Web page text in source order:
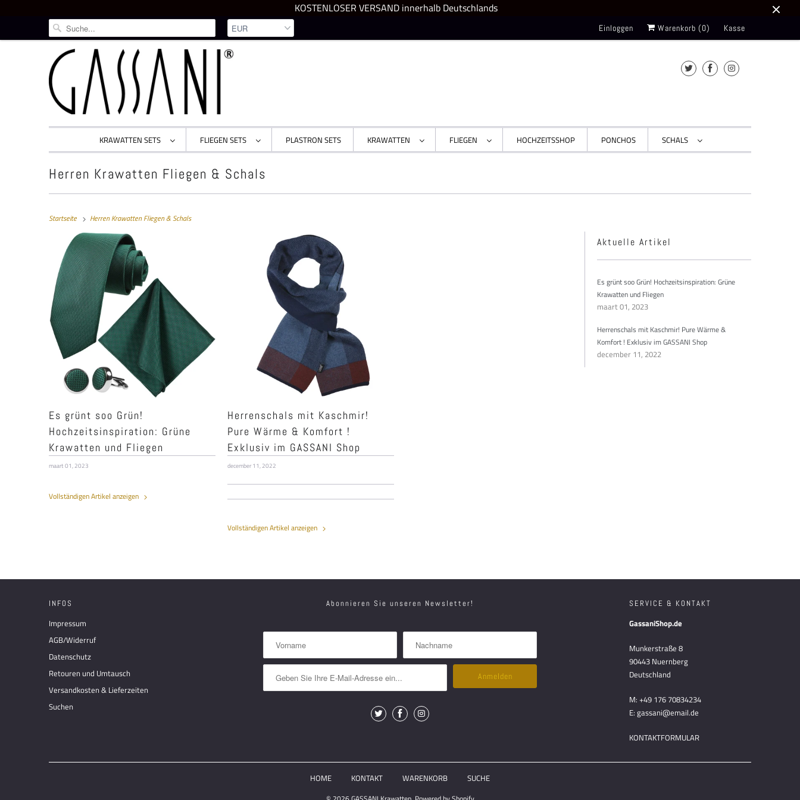
KOSTENLOSER VERSAND innerhalb Deutschlands
Einloggen Warenkorb (0) Kasse
KRAWATTEN SETS FLIEGEN SETS PLASTRON SETS KRAWATTEN FLIEGEN HOCHZEITSSHOP PONCHOS SCHALS
Herren Krawatten Fliegen & Schals
Startseite Herren Krawatten Fliegen & Schals
Es grünt soo Grün!
Hochzeitsinspiration: Grüne
Krawatten und Fliegen
maart 01, 2023
Vollständigen Artikel anzeigen
Herrenschals mit Kaschmir!
Pure Wärme & Komfort !
Exklusiv im GASSANI Shop
december 11, 2022
Vollständigen Artikel anzeigen
Aktuelle Artikel
Es grünt soo Grün! Hochzeitsinspiration: Grüne
Krawatten und Fliegen
maart 01, 2023
Herrenschals mit Kaschmir! Pure Wärme &
Komfort ! Exklusiv im GASSANI Shop
december 11, 2022
INFOS
Impressum
AGB/Widerruf
Datenschutz
Retouren und Umtausch
Versandkosten & Lieferzeiten
Suchen
Abonnieren Sie unseren Newsletter! SERVICE & KONTAKT
GassaniShop.de
Munkerstraße 8
90443 Nuernberg
Deutschland
M: +49 176 70834234
E: gassani@email.de
KONTAKTFORMULAR
HOME KONTAKT WARENKORB SUCHE